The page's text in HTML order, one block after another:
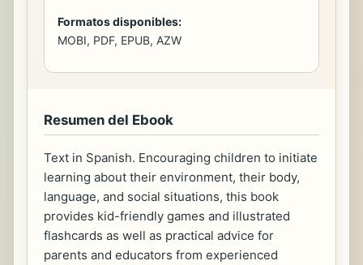
Formatos disponibles:
MOBI, PDF, EPUB, AZW
Resumen del Ebook
Text in Spanish. Encouraging children to initiate
learning about their environment, their body,
language, and social situations, this book
provides kid-friendly games and illustrated
flashcards as well as practical advice for
parents and educators from experienced